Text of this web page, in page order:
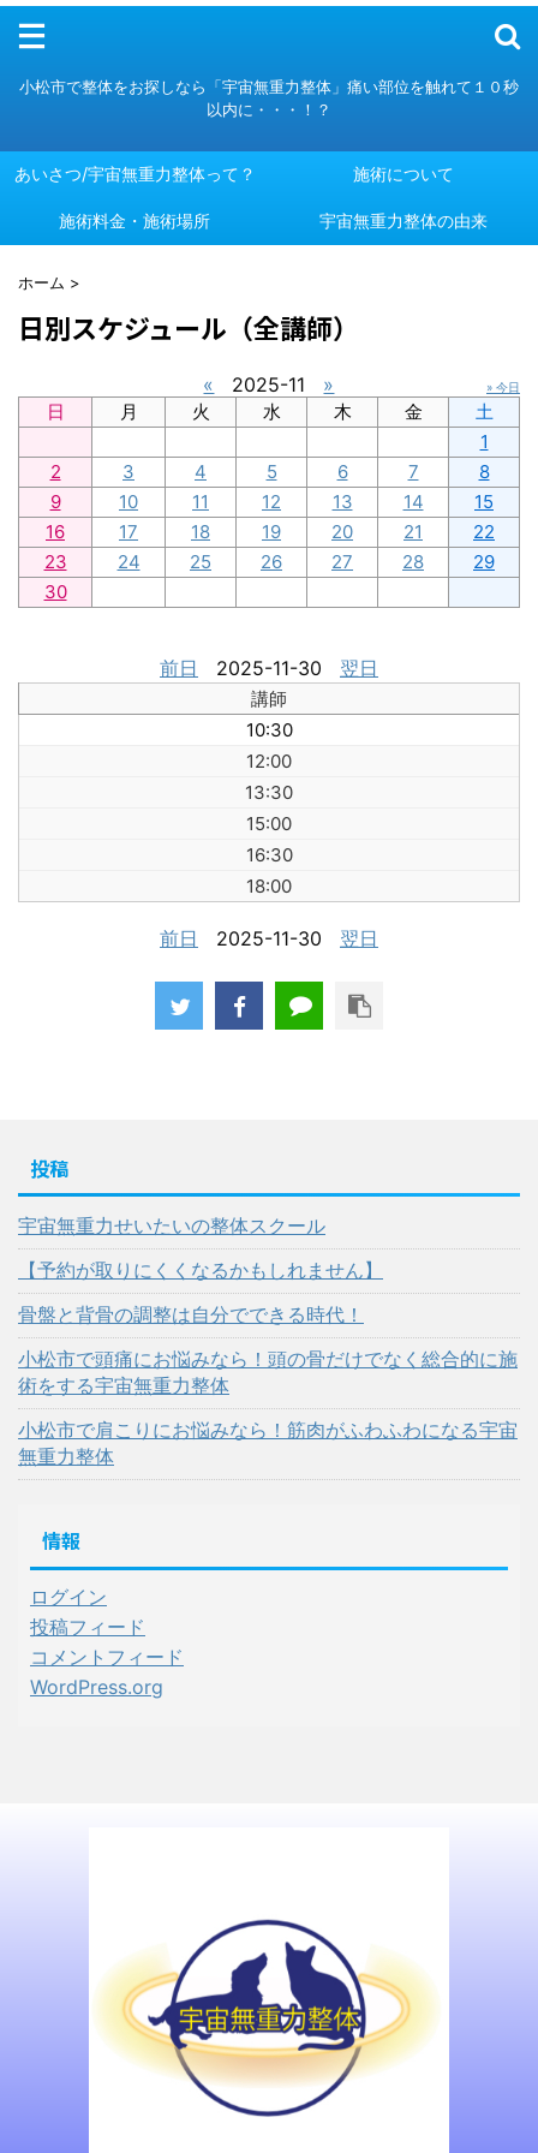
メニュー
あいさつ/宇宙無重力整体って？
施術料金・施術場所
宇宙無重力整体の由来
小松市で整体をお探しなら「宇宙無重力整体」痛い部位を触れて１０秒
以内に・・・！？
あいさつ/宇宙無重力整体って？ 施術について
施術料金・施術場所 宇宙無重力整体の由来
ホーム >
日別スケジュール（全講師）
« 2025-11 » » 今日
日 月 火 水 木 金
土
1
2
3 4 5 6 7
8
9
10 11 12 13 14
15
16
17 18 19 20 21
22
23
24 25 26 27 28
29
30
前日 2025-11-30 翌日
講師
10:30
12:00
13:30
15:00
16:30
18:00
前日 2025-11-30 翌日
投稿
宇宙無重力せいたいの整体スクール
【予約が取りにくくなるかもしれません】
骨盤と背骨の調整は自分でできる時代！
小松市で頭痛にお悩みなら！頭の骨だけでなく総合的に施
術をする宇宙無重力整体
小松市で肩こりにお悩みなら！筋肉がふわふわになる宇宙
無重力整体
情報
ログイン
投稿フィード
コメントフィード
WordPress.org